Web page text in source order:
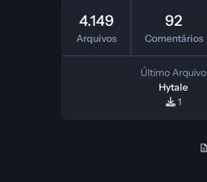
4.149
Arquivos
92
Comentários
Último Arquivo
Hytale
1